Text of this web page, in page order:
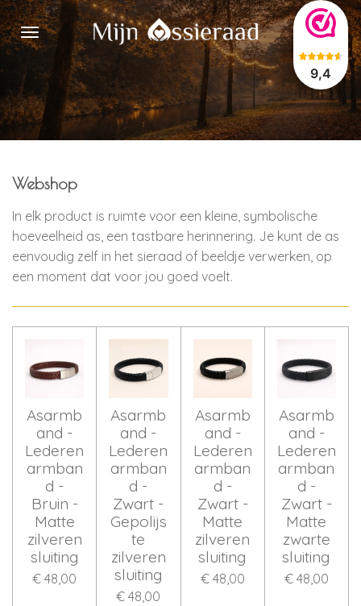
9,4
Ga
direct
naar
hoofdinhoud
Webshop
In elk product is ruimte voor een kleine, symbolische
hoeveelheid as, een tastbare herinnering. Je kunt de as
eenvoudig zelf in het sieraad of beeldje verwerken, op
een moment dat voor jou goed voelt.
Asarmb
and -
Lederen
armban
d -
Bruin -
Matte
zilveren
sluiting
€ 48,00
Asarmb
and -
Lederen
armban
d -
Zwart -
Gepolijs
te
zilveren
sluiting
€ 48,00
Asarmb
and -
Lederen
armban
d -
Zwart -
Matte
zilveren
sluiting
€ 48,00
Asarmb
and -
Lederen
armban
d -
Zwart -
Matte
zwarte
sluiting
€ 48,00